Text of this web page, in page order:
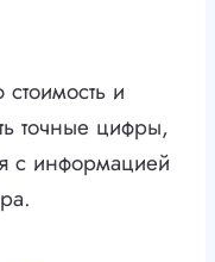
и
точные цифры,
с информацией